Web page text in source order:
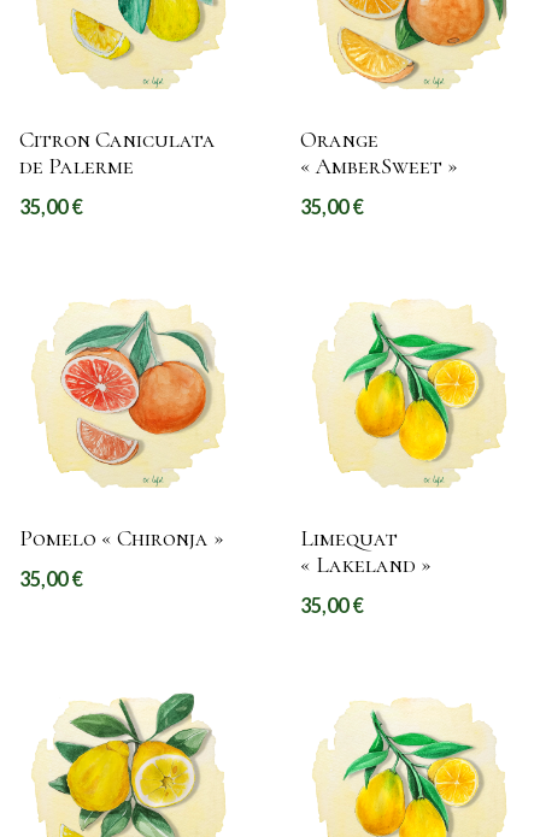
Citron Caniculata
de Palerme
35,00€
Orange
« AmberSweet »
35,00€
Pomelo « Chironja »
35,00€
Limequat
« Lakeland »
35,00€